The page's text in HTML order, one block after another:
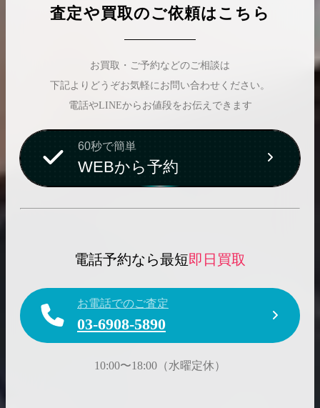
査定や買取のご依頼はこちら
お買取・ご予約などのご相談は
下記よりどうぞお気軽にお問い合わせください。
電話やLINEからお値段をお伝えできます
60秒で簡単
WEBから予約
電話予約なら最短即日買取
お電話でのご査定
03-6908-5890
10:00〜18:00（水曜定休）